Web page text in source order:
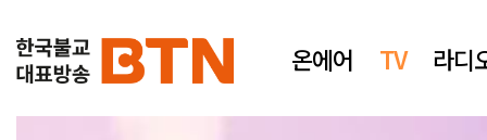
온에어 TV 라디